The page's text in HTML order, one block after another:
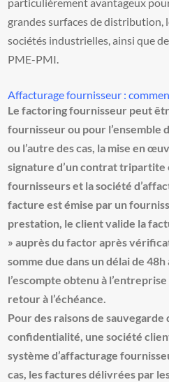
grandes surfaces de distribution,
sociétés industrielles, ainsi que
PME-PMI.
Affacturage fournisseur :
Lefactoringfournisseur peut
fournisseur ou pour l’ensemble
ou l’autre des cas, la mise en
signature d’un contrat tripartite
fournisseurs et la société
facture est émise par un
prestation, le client valide la
» auprès du factor après
somme due dans un délai de
l’escompte obtenu à
retour à l’échéance.
Pour des raisons de sauvegarde
confidentialité, une société
système d’affacturage
cas, les factures délivrées par